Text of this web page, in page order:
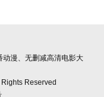
漫、无删减高清电影大
Reserved